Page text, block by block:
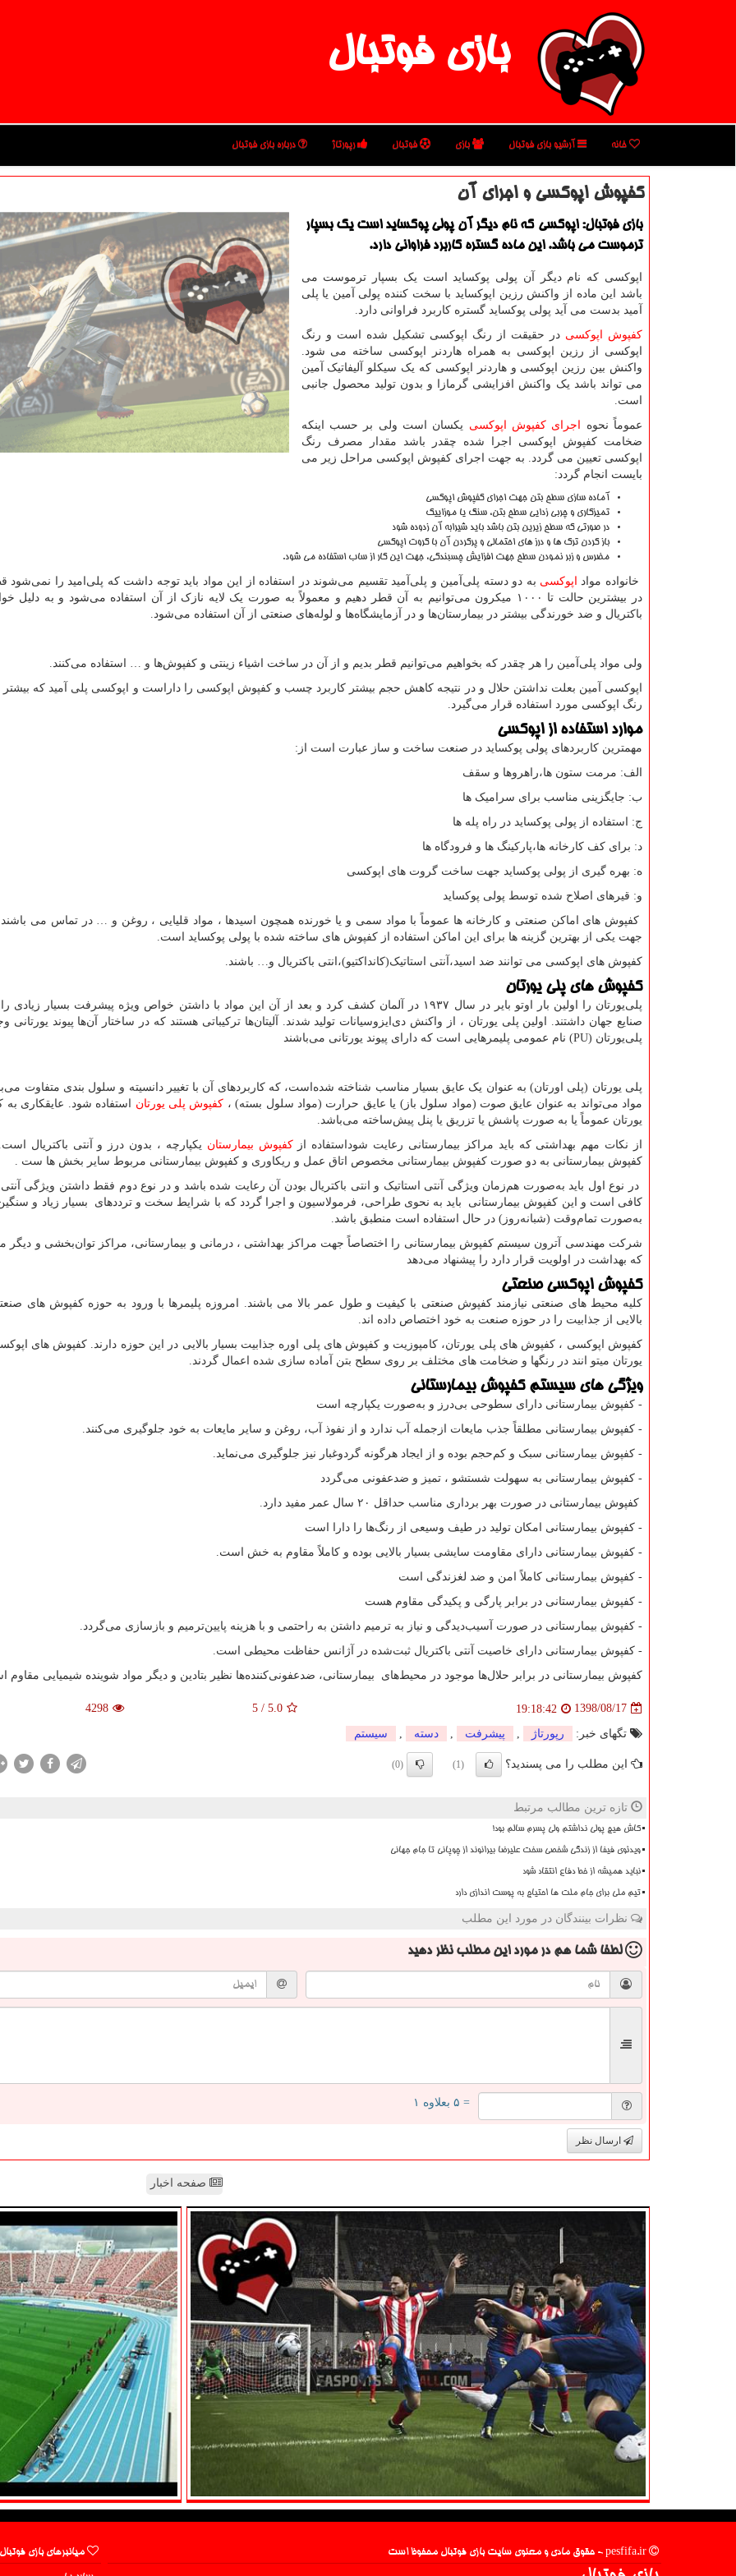
بازی فوتبال
خانه آرشیو بازی فوتبال بازی فوتبال رپورتاژ درباره بازی فوتبال
كفپوش اپوكسی و اجرای آن
بازی فوتبال: اپوكسی كه نام دیگر آن پولی پوكساید است یك بسپار
ترموست می باشد. این ماده گستره كاربرد فراوانی دارد.
اپوکسی که نام دیگر آن پولی پوکساید است یک بسپار ترموست می
باشد این ماده از واکنش رزین اپوکساید با سخت کننده پولی آمین یا پلی
آمید بدست می آید پولی پوکساید گستره کاربرد فراوانی دارد.
کفپوش اپوکسی در حقیقت از رنگ اپوکسی تشکیل شده است و رنگ
اپوکسی از رزین اپوکسی به همراه هاردنر اپوکسی ساخته می شود.
واکنش بین رزین اپوکسی و هاردنر اپوکسی که یک سیکلو آلیفاتیک آمین
می تواند باشد یک واکنش افزایشی گرمازا و بدون تولید محصول جانبی
است.
عموماً نحوه
اجرای کفپوش اپوکسی یکسان است ولی بر حسب اینکه
ضخامت کفپوش اپوکسی اجرا شده چقدر باشد مقدار مصرف رنگ
اپوکسی تعیین می گردد. به جهت اجرای کفپوش اپوکسی مراحل زیر می
بایست انجام گردد:
آماده سازی سطح بتن جهت اجرای کفپوش اپوکسی
تمیزکاری و چربی زدایی سطح بتن، سنگ یا موزاییک
در صورتی که سطح زیرین بتن باشد باید شیرابه آن زدوده شود
باز کردن ترک ها و درز های احتمالی و پرکردن آن با گروت اپوکسی
مضرس و زبر نمودن سطح جهت افزایش چسبندگی، جهت این کار از ساب استفاده می شود.
خانواده مواد اپوکسی به دو دسته پلی‌آمین و پلی‌آمید تقسیم می‌شوند در استفاده از این مواد باید توجه داشت که پلی‌امید را نمی‌شود
در بیشترین حالت تا ۱۰۰۰ میکرون می‌توانیم به آن قطر دهیم و معمولاً به صورت یک لایه نازک از آن استفاده می‌شود و به دلیل
باکتریال و ضد خورندگی بیشتر در بیمارستان‌ها و در آزمایشگاه‌ها و لوله‌های صنعتی از آن استفاده می‌شود.
ولی مواد پلی‌آمین را هر چقدر که بخواهیم می‌توانیم قطر بدیم و از آن در ساخت اشیاء زینتی و کفپوش‌ها و … استفاده می‌کنند.
اپوکسی آمین بعلت نداشتن حلال و در نتیجه کاهش حجم بیشتر کاربرد چسب و کفپوش اپوکسی را داراست و اپوکسی پلی آمید که بیشتر
رنگ اپوکسی مورد استفاده قرار می‌گیرد.
موارد استفاده از اپوکسی
مهمترین کاربردهای پولی پوکساید در صنعت ساخت و ساز عبارت است از:
الف: مرمت ستون ها،راهروها و سقف
ب: جایگزینی مناسب برای سرامیک ها
ج: استفاده از پولی پوکساید در راه پله ها
د: برای کف کارخانه ها،پارکینگ ها و فرودگاه ها
ه: بهره گیری از پولی پوکساید جهت ساخت گروت های اپوکسی
و: قیرهای اصلاح شده توسط پولی پوکساید
کفپوش های اماکن صنعتی و کارخانه ها عموماً با مواد سمی و یا خورنده همچون اسیدها ، مواد قلیایی ، روغن و … در تماس می
جهت یکی از بهترین گزینه ها برای این اماکن استفاده از کفپوش های ساخته شده با پولی پوکساید است.
کفپوش های اپوکسی می توانند ضد اسید،آنتی استاتیک(کانداکتیو)،انتی باکتریال و… باشند.
کفپوش های پلی یورتان
پلی‌یورتان را اولین بار اوتو بایر در سال ۱۹۳۷ در آلمان کشف کرد و بعد از آن این مواد با داشتن خواص ویژه پیشرفت بسیار
صنایع جهان داشتند. اولین پلی ‌یورتان ، از واکنش دی‌ایزوسیانات تولید شدند. آلیتان‌ها ترکیباتی هستند که در ساختار آن‌ها پیوند یورتانی
پلی‌یورتان (PU) نام عمومی پلیمرهایی است که دارای پیوند یورتانی می‌باشند
پلی یورتان (پلی اورتان) به عنوان یک عایق بسیار مناسب شناخته شده‌است، که کاربردهای آن با تغییر دانسیته و سلول بندی متفاوت
مواد می‌تواند به عنوان عایق صوت (مواد سلول باز) یا عایق حرارت (مواد سلول بسته) ، کفپوش پلی یورتان استفاده شود. عایقکاری
یورتان عموماً یا به صورت پاشش یا تزریق یا پنل پیش‌ساخته می‌باشد.
از نکات مهم بهداشتی که باید مراکز بیمارستانی رعایت شوداستفاده ازکفپوش بیمارستان یکپارچه ، بدون درز و آنتی باکتریال
کفپوش بیمارستانی به دو صورت کفپوش بیمارستانی مخصوص اتاق عمل و ریکاوری و کفپوش بیمارستانی مربوط سایر بخش ها ست .
در نوع اول باید به‌صورت هم‌زمان ویژگی آنتی استاتیک و انتی باکتریال بودن آن رعایت شده باشد و در نوع دوم فقط داشتن ویژگی آنتی
کافی است و این کفپوش بیمارستانی باید به نحوی طراحی، فرمولاسیون و اجرا گردد که با شرایط سخت و ترددهای بسیار زیاد و
به‌صورت تمام‌وقت (شبانه‌روز) در حال استفاده است منطبق باشد.
شرکت مهندسی آترون سیستم کفپوش بیمارستانی را اختصاصاً جهت مراکز بهداشتی ، درمانی و بیمارستانی، مراکز توان‌بخشی و دیگر
که بهداشت در اولویت قرار دارد را پیشنهاد می‌دهد
کفپوش اپوکسی صنعتی
کلیه محیط های صنعتی نیازمند کفپوش صنعتی با کیفیت و طول عمر بالا می باشند. امروزه پلیمرها با ورود به حوزه کفپوش های
بالایی از جذابیت را در حوزه صنعت به خود اختصاص داده اند.
کفپوش اپوکسی ، کفپوش های پلی یورتان، کامپوزیت و کفپوش های پلی اوره جذابیت بسیار بالایی در این حوزه دارند. کفپوش های
یورتان میتو انند در رنگها و ضخامت های مختلف بر روی سطح بتن آماده سازی شده اعمال گردند.
ویژگی های سیستم کفپوش بیمارستانی
- کفپوش بیمارستانی دارای سطوحی بی‌درز و به‌صورت یکپارچه است
- کفپوش بیمارستانی مطلقاً جذب مایعات ازجمله آب ندارد و از نفوذ آب، روغن و سایر مایعات به خود جلوگیری می‌کنند.
- کفپوش بیمارستانی سبک و کم‌حجم بوده و از ایجاد هرگونه گردوغبار نیز جلوگیری می‌نماید.
- کفپوش بیمارستانی به سهولت شستشو ، تمیز و ضدعفونی می‌گردد
کفپوش بیمارستانی در صورت بهر برداری مناسب حداقل ۲۰ سال عمر مفید دارد.
- کفپوش بیمارستانی امکان تولید در طیف وسیعی از رنگ‌ها را دارا است
- کفپوش بیمارستانی دارای مقاومت سایشی بسیار بالایی بوده و کاملاً مقاوم به خش است.
- کفپوش بیمارستانی کاملاً امن و ضد لغزندگی است
- کفپوش بیمارستانی در برابر پارگی و پکیدگی مقاوم هست
- کفپوش بیمارستانی در صورت آسیب‌دیدگی و نیاز به ترمیم داشتن به راحتمی و با هزینه پایین‌ترمیم و بازسازی می‌گردد.
- کفپوش بیمارستانی دارای خاصیت آنتی باکتریال ثبت‌شده در آژانس حفاظت محیطی است.
کفپوش بیمارستانی در برابر حلال‌ها موجود در محیط‌های بیمارستانی، ضدعفونی‌کننده‌ها نظیر بتادین و دیگر مواد شوینده شیمیایی مقاوم
1398/08/17
19:18:42
5.0
/
5
4298
تگهای خبر: رپورتاژ پیشرفت دسته سیستم
این مطلب را می پسندید؟ (1)
(0)
تازه ترین مطالب مرتبط
کاش هیچ پولی نداشتم ولی پسرم سالم بود!
ویدئوی فیفا از زندگی شخصی سخت علیرضا بیرانوند از چوپانی تا جام جهانی
نباید همیشه از خط دفاع انتقاد شود
تیم ملی برای جام ملت ها احتیاج به پوست اندازی دارد
نظرات بینندگان در مورد این مطلب
لطفا شما همدر مورد این مطلب نظر دهید
= ۵ بعلاوه ۱
ارسال نظر
صفحه اخبار
میانبرهای بازی